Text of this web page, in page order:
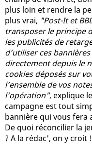
plus loin et rendre la
plus vrai, "Post-It et
transposer le principe
les publicités de
d’utiliser ces
directement depuis le
cookies déposés sur
l’ensemble de vos
l’opération", explique
campagne est tout
bannière qui vous fera
De quoi réconcilier la
? A la rédac', on y croit !